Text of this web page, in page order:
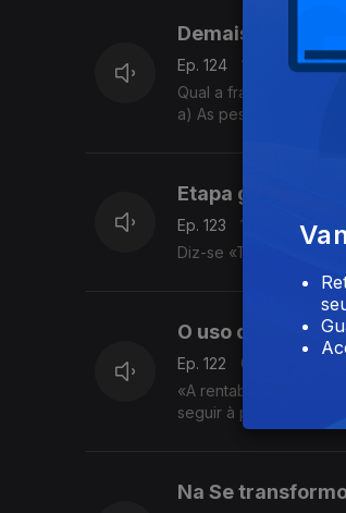
Demais / De mais
Ep. 124
14 jul. 2026
Qual a frase correta?
a) As pessoas que
b) As pessoas que
A explicação é da
Etapa ganha /
Ep. 123
13 jul. 2026
Diz-se «Tinha a etapa
O uso da vírgula
Ep. 122
09 jul. 2026
«A rentabilidade de
seguir à palavra
Na Se